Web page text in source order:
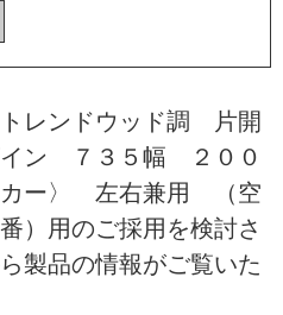
レンドウッド調 片開
ン ７３５幅 ２００
ー〉 左右兼用 （空
）用のご採用を検討さ
製品の情報がご覧いた